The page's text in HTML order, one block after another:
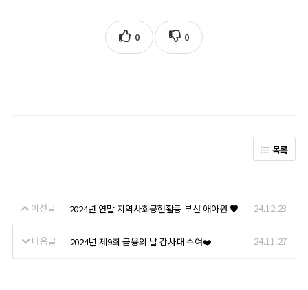
0 0
목록
이전글 2024년 연말 지역사회공헌활동 부산 애아원 ♥ 24.12.23
다음글 2024년 제9회 금융의 날 감사패 수여❤️ 24.11.27